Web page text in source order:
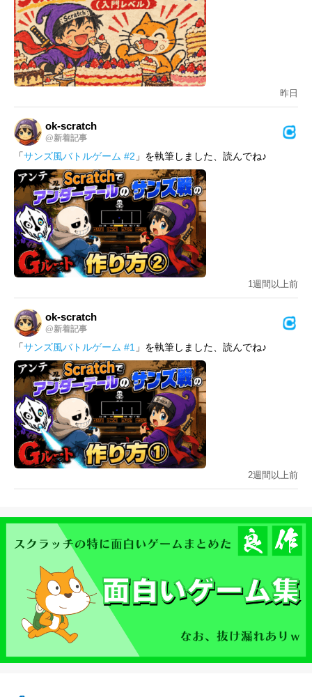
昨日
ok-scratch
@新着記事
「サンズ風バトルゲーム #2 」を執筆しました、読んでね♪
1週間以上前
ok-scratch
@新着記事
「サンズ風バトルゲーム #1 」を執筆しました、読んでね♪
2週間以上前